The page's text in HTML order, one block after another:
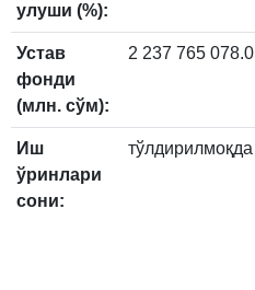
улуши (%):
Устав
фонди
(млн. сўм):
2 237 765 078.0
Иш
ўринлари
сони:
тўлдирилмоқда